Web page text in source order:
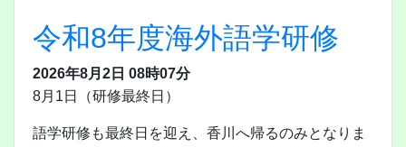
令和8年度海外語学研修
2026年8月2日 08時07分
8月1日（研修最終日）
語学研修も最終日を迎え、香川へ帰るのみとなりま